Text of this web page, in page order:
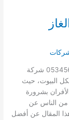
شركة صيانة افران بشرورة اضغط للاتصال 0534568066 شركة
البيوت، حيث
بشرورة
من الناس عن
المقال عن أفضل